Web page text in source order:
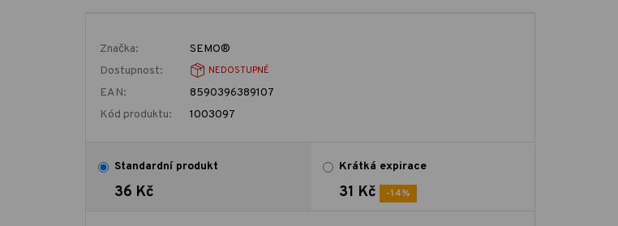
Značka:
SEMO®
Dostupnost:
NEDOSTUPNÉ
EAN:
8590396389107
Kód produktu:
1003097
Standardní produkt
36 Kč
Krátká expirace
31 Kč -14%